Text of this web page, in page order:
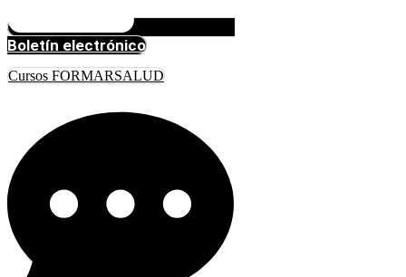
Boletín electrónico
Cursos FORMARSALUD